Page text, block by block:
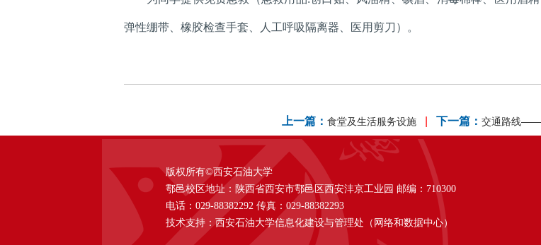
弹性绷带、橡胶检查手套、人工呼吸隔离器、医用剪刀）。
上一篇：食堂及生活服务设施 |下一篇：交通路线——
版权所有©西安石油大学
鄠邑校区地址：陕西省西安市鄠邑区西安沣京工业园 邮编：710300
电话：029-88382292 传真：029-88382293
技术支持：西安石油大学信息化建设与管理处（网络和数据中心）